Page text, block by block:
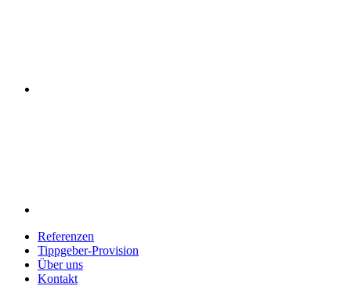
Referenzen
Tippgeber-Provision
Über uns
Kontakt